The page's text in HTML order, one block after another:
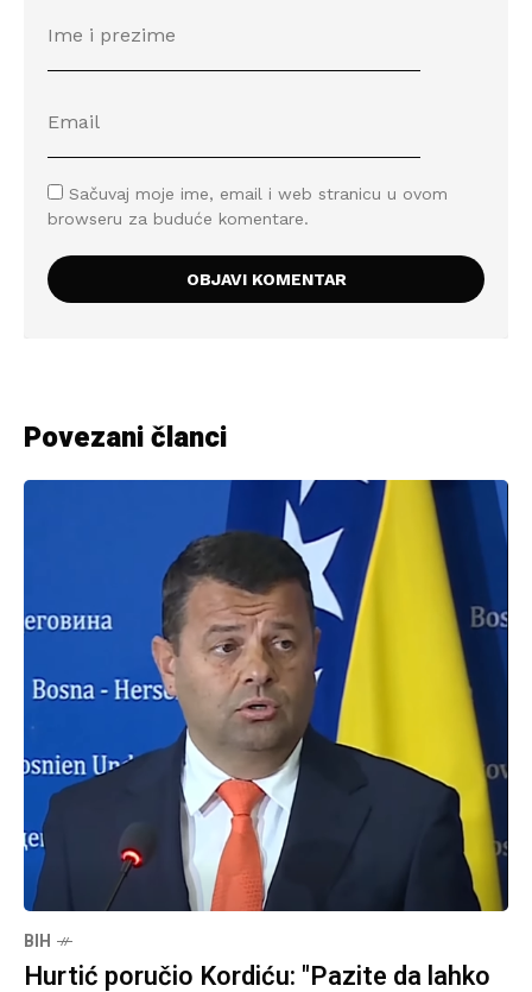
Sačuvaj moje ime, email i web stranicu u ovom
browseru za buduće komentare.
Povezani članci
BIH
Hurtić poručio Kordiću: "Pazite da lahko